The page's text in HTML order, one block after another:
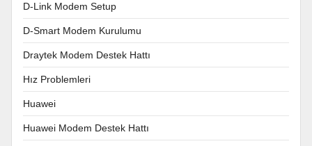
D-Link Modem Setup
D-Smart Modem Kurulumu
Draytek Modem Destek Hattı
Hız Problemleri
Huawei
Huawei Modem Destek Hattı